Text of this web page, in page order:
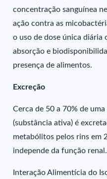
concentração sanguínea
ação contra as
o uso de dose única diária
absorção e
presença de alimentos.
Excreção
Cerca de 50 a 70% de
(substância ativa) é
metabólitos pelos rins em
independe da função renal.
Interação Alimentícia do